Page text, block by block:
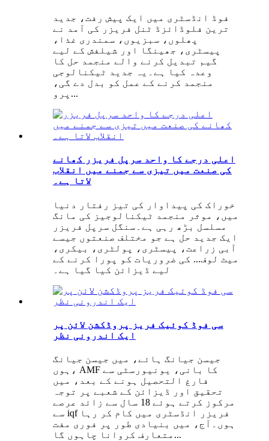
فوڈ انڈسٹری میں ایک پیش رفت، جدید
ترین فلوڈائزڈ ٹنل فریزر کی آمد نے
پھلوں، سبزیوں، سمندری غذا،
پیسٹری، جھینگا اور شیلفش کے لیے
گیم تبدیل کرنے والے منجمد حل کا
وعدہ کیا ہے۔یہ جدید ٹیکنالوجی
منجمد کرنے کے عمل کو بدل دے گی،
پرو...
اعلی درجے کا واحد سرپل فریزر کھانے
کی صنعت میں تیزی سے جمنے میں انقلاب
لاتا ہے۔
خوراک کی پیداوار کی تیز رفتار دنیا
میں، موثر منجمد ٹیکنالوجیز کی مانگ
مسلسل بڑھ رہی ہے۔سنگل سرپل فریزر
ایک جدید حل ہے جو مختلف صنعتوں جیسے
آبی زراعت، پیسٹری، پولٹری، بیکری،
میٹ لوف... کی ضروریات کو پورا کرنے کے
لیے ڈیزائن کیا گیا ہے۔
سی فوڈ کوئیک فریز پروڈکشن لائن پر
ایک اندرونی نظر
جیسن جیانگ ہائے، میں جیسن جیانگ
ہوں، AMF کا بانی، یونیورسٹی سے
فارغ التحصیل ہونے کے بعد، میں
تحقیق اور ڈیزائن کے شعبے پر توجہ
مرکوز کرتے ہوئے 18 سال سے زائد عرصے
سے iqf فریزر انڈسٹری میں کام کر رہا
ہوں۔آج، میں بنیادی طور پر فوری مفت
متعارف کروانا چاہوں گا...